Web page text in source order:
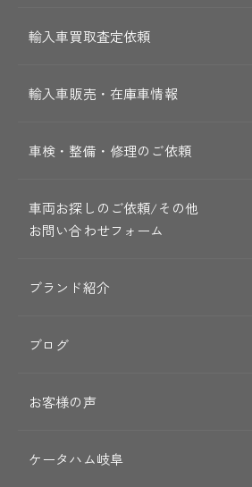
輸入車買取査定依頼
輸入車販売・在庫車情報
車検・整備・修理のご依頼
車両お探しのご依頼/その他
お問い合わせフォーム
ブランド紹介
ブログ
お客様の声
ケータハム岐阜